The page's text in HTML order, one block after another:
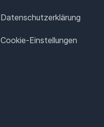
Datenschutz­erklärung
Cookie-Einstellungen